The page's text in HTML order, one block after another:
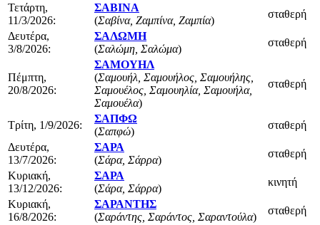
Τετάρτη,
11/3/2026:
ΣΑΒΙΝΑ
(Σαβίνα, Ζαμπίνα, Ζαμπία)
σταθερή
Δευτέρα,
3/8/2026:
ΣΑΛΩΜΗ
(Σαλώμη, Σαλώμα)
σταθερή
Πέμπτη,
20/8/2026:
ΣΑΜΟΥΗΛ
(Σαμουήλ, Σαμουήλος, Σαμουήλης,
Σαμουέλος, Σαμουηλία, Σαμουήλα,
Σαμουέλα)
σταθερή
Τρίτη, 1/9/2026:
ΣΑΠΦΩ
(Σαπφώ)
σταθερή
Δευτέρα,
13/7/2026:
ΣΑΡΑ
(Σάρα, Σάρρα)
σταθερή
Κυριακή,
13/12/2026:
ΣΑΡΑ
(Σάρα, Σάρρα)
κινητή
Κυριακή,
16/8/2026:
ΣΑΡΑΝΤΗΣ
(Σαράντης, Σαράντος, Σαραντούλα)
σταθερή